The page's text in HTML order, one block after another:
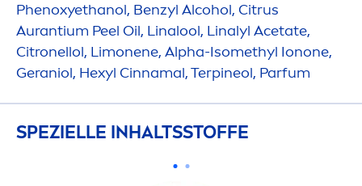
Phenoxyethanol, Benzyl Alcohol, Citrus
Aurantium Peel Oil, Linalool, Linalyl Acetate,
Citronellol, Limonene, Alpha-Isomethyl Ionone,
Geraniol, Hexyl Cinnamal, Terpineol, Parfum
SPEZIELLE INHALTSSTOFFE